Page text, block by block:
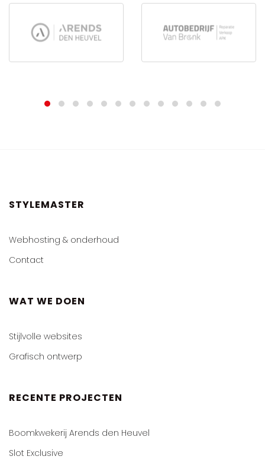
STYLEMASTER
Webhosting & onderhoud
Contact
WAT WE DOEN
Stijlvolle websites
Grafisch ontwerp
RECENTE PROJECTEN
Boomkwekerij Arends den Heuvel
Slot Exclusive